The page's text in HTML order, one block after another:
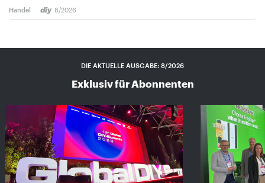
Handel 8/2026
DIE AKTUELLE AUSGABE: 8/2026
Exklusiv für Abonnenten